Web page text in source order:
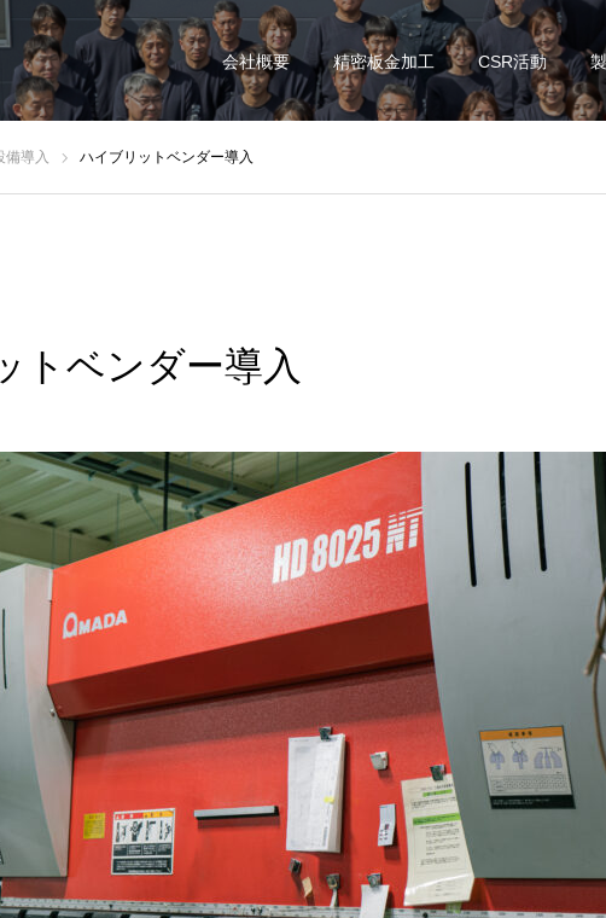
会社概要 精密板金加工 CSR活動
備導入 ハイブリットベンダー導入
トベンダー導入